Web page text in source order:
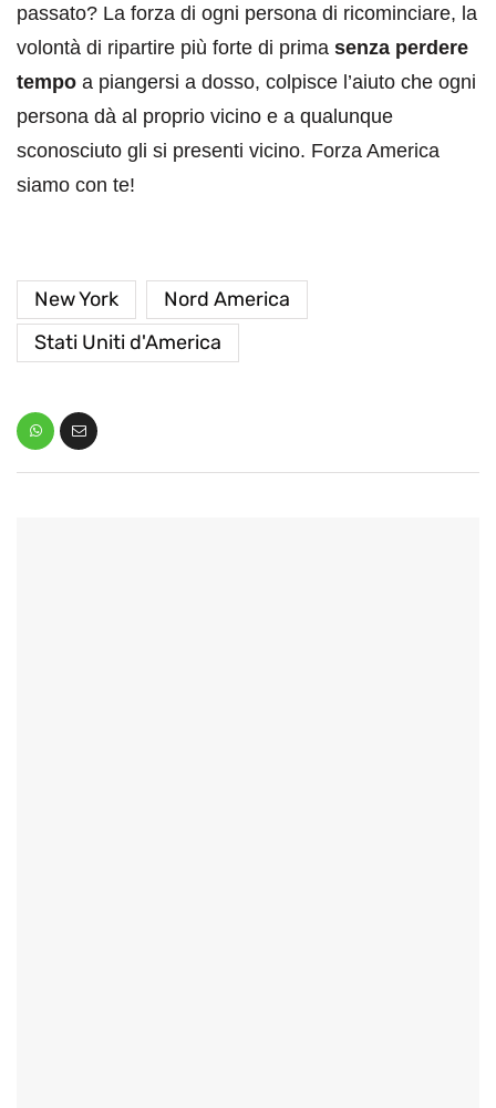
passato? La forza di ogni persona di ricominciare, la
volontà di ripartire più forte di prima senza perdere
tempo a piangersi a dosso, colpisce l’aiuto che ogni
persona dà al proprio vicino e a qualunque
sconosciuto gli si presenti vicino. Forza America
siamo con te!
New York
Nord America
Stati Uniti d'America